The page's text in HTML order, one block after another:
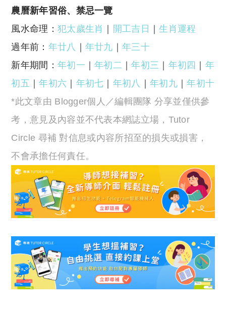
農曆新年習俗、禁忌一覽
風水命理： 犯太歲生肖 ｜ 開工吉日 ｜生肖運程
過年前： 年廿八 ｜ 年廿九 ｜年三十
新年期間： 年初一 ｜年初二 ｜年初三 ｜ 年初四 ｜ 年
初五 ｜年初六 ｜ 年初七 ｜ 年初八 ｜ 年初九｜年初十
*此文章由 Blogger個人／編輯團隊 分享並僅供參
考，意見及內容並不代表本網誌立場，Tutor
Circle 尋補 對信息或內容所招至的損失或損害，
不會承擔任何責任。